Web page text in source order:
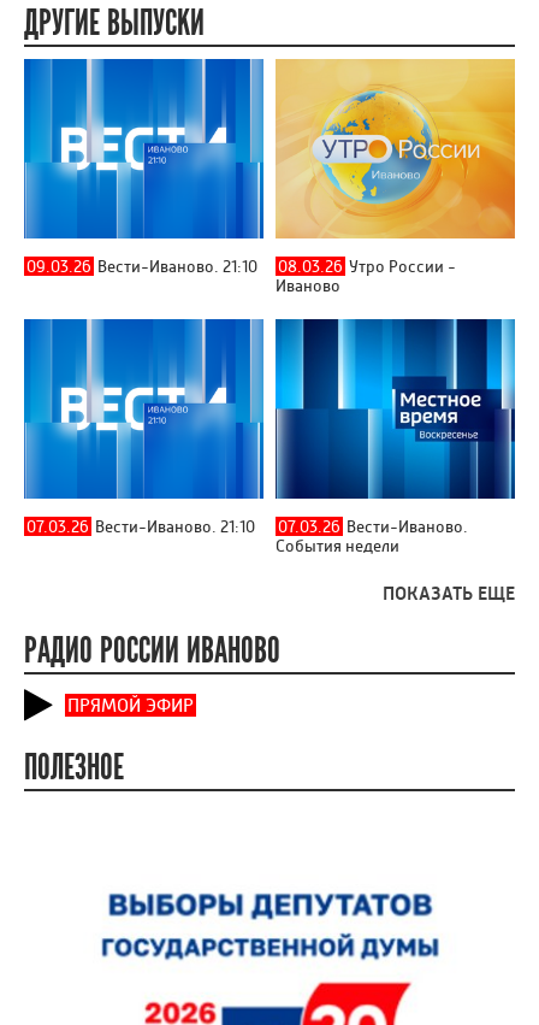
ДРУГИЕ ВЫПУСКИ
09.03.26 Вести-Иваново. 21:10 08.03.26 Утро России -
Иваново
07.03.26 Вести-Иваново. 21:10 07.03.26 Вести-Иваново.
События недели
ПОКАЗАТЬ ЕЩЕ
РАДИО РОССИИ ИВАНОВО
ПРЯМОЙ ЭФИР
ПОЛЕЗНОЕ